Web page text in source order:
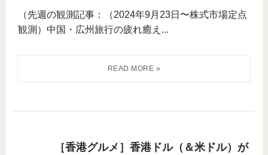
（先週の観測記事：（2024年9月23日〜株式市場定点
観測）中国・広州旅行の疲れ癒え...
［香港グルメ］香港ドル（＆米ドル）が